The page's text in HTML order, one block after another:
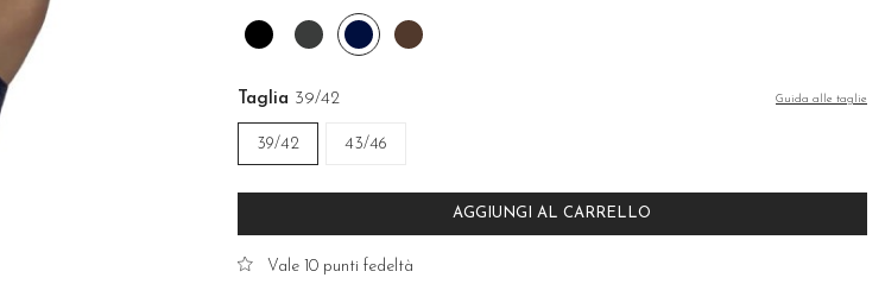
Nero
Grigio
antracite
Blu Moro
Taglia 39/42 Guida alle taglie
39/42 43/46
AGGIUNGI AL CARRELLO
Vale 10 punti fedeltà